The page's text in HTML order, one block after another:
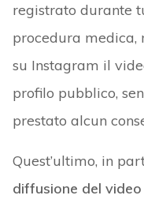
registrato durante
procedura medica,
su Instagram il
profilo pubblico,
prestato alcun
Quest’ultimo, in
diffusione del